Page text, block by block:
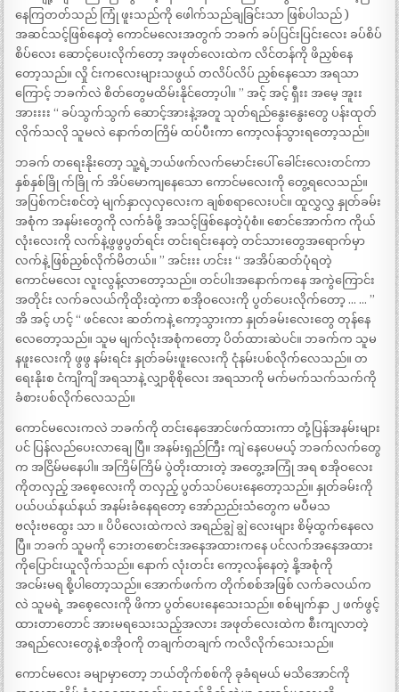
နေကြတတ်သည် ကြုံ ဖူးသည်ကို ဖေါက်သည်ချခြင်းသာ ဖြစ်ပါသည် )
အဆင်သင့်ဖြစ်နေတဲ့ ကောင်မလေးအတွက် ဘခက် ခပ်ပြင်းပြင်းလေး ခပ်စိပ်
စိပ်လေး ဆောင့်ပေးလိုက်တော့ အဖုတ်လေးထဲက လိင်တန်ကို ဖိညှစ်နေ
တော့သည်။ လှို င်းကလေးများသဖွယ် တလိပ်လိပ် ညှစ်နေသော အရသာ
ကြောင့် ဘခက်လဲ စိတ်တွေမထိမ်းနိုင်တော့ပါ။ ” အင့် အင့် ရှီးး အမေ့ အူးး
အားးးး “ ခပ်သွက်သွက် ဆောင့်အားနဲ့အတူ သုတ်ရည်နွေးနွေးတွေ ပန်းထုတ်
လိုက်သလို သူမလဲ နောက်တကြိမ် ထပ်ပီးကာ ကော့လန်သွားရတော့သည်။
ဘခက် တရေးနိုးတော့ သူ့ရဲ့ဘယ်ဖက်လက်မောင်းပေါ် ခေါင်းလေးတင်ကာ
နှစ်နှစ်ခြို က်ခြို က် အိပ်မောကျနေသော ကောင်မလေးကို တွေ့ရလေသည်။
အပြစ်ကင်းစင်တဲ့ မျက်နှာလှလှလေးက ချစ်စရာလေးပင်။ ထူလွှလွှ နှုတ်ခမ်း
အစုံက အနမ်းတွေကို လက်ခံဖို့ အသင့်ဖြစ်နေတဲ့ပုံစံ။ စောင်အောက်က ကိုယ်
လုံးလေးကို လက်နဲ့ဖွဖွပွတ်ရင်း တင်းရင်းနေတဲ့ တင်သားတွေအရောက်မှာ
လက်နဲ့ ဖြစ်ညှစ်လိုက်မိတယ်။ ” အင်းးး ဟင်းး “ အအိပ်ဆတ်ပုံရတဲ့
ကောင်မလေး လူးလွန့်လာတော့သည်။ တင်ပါးအနောက်ကနေ အကွဲကြောင်း
အတိုင်း လက်ခလယ်ကိုထိုးထဲ့ကာ စအိုဝလေးကို ပွတ်ပေးလိုက်တော့ … … ”
အိ အင့် ဟင့် “ ဖင်လေး ဆတ်ကနဲ့ ကော့သွားကာ နှုတ်ခမ်းလေးတွေ တုန်နေ
လေတော့သည်။ သူမ မျက်လုံးအစုံကတော့ ပိတ်ထားဆဲပင်။ ဘခက်က သူမ
နဖူးလေးကို ဖွဖွ နမ်းရင်း နှုတ်ခမ်းဖူးလေးကို ငုံနမ်းပစ်လိုက်လေသည်။ တ
ရေးနိုးစ ငံကျိကျိ အရသာနဲ့ လျှာစိုစိုလေး အရသာကို မက်မက်သက်သက်ကို
ခံစားပစ်လိုက်လေသည်။
ကောင်မလေးကလဲ ဘခက်ကို တင်းနေအောင်ဖက်ထားကာ တုံ့ပြန်အနမ်းများ
ပင် ပြန်လည်ပေးလာချေ ပြီ။ အနမ်းရှည်ကြီး ကျဲ နေပေမယ့် ဘခက်လက်တွေ
က အငြိမ်မနေပါ။ အကြိမ်ကြိမ် ပွဲတိုးထားတဲ့ အတွေ့အကြုံ အရ စအိုဝလေး
ကိုတလှည့် အစေ့လေးကို တလှည့် ပွတ်သပ်ပေးနေတော့သည်။ နှုတ်ခမ်းကို
ပယ်ပယ်နယ်နယ် အနမ်းခံနေရတော့ အော်ညည်းသံတွေက မပီမသ
ဗလုံးဗထွေး သာ ။ ပိပိလေးထဲကလဲ အရည်ချွဲ ချွဲ လေးများ စိမ့်ထွက်နေလေ
ပြီ။ ဘခက် သူမကို ဘေးတစောင်းအနေအထားကနေ ပင်လက်အနေအထား
ကိုပြောင်းယူလိုက်သည်။ နောက် လုံးတင်း ကော့လန်နေတဲ့ နို့အစုံကို
အငမ်းမရ စို့ပါတော့သည်။ အောက်ဖက်က တိုက်စစ်အဖြစ် လက်ခလယ်က
လဲ သူမရဲ့ အစေ့လေးကို ဖိကာ ပွတ်ပေးနေသေးသည်။ စစ်မျက်နှာ ၂ ဖက်ဖွင့်
ထားတာတောင် အားမရသေးသည့်အလား အဖုတ်လေးထဲက စီးကျလာတဲ့
အရည်လေးတွေနဲ့ စအိုဝကို တချက်တချက် ကလိလိုက်သေးသည်။
ကောင်မလေး ခမျာမှာတော့ ဘယ်တိုက်စစ်ကို ခုခံရမယ် မသိအောင်ကို